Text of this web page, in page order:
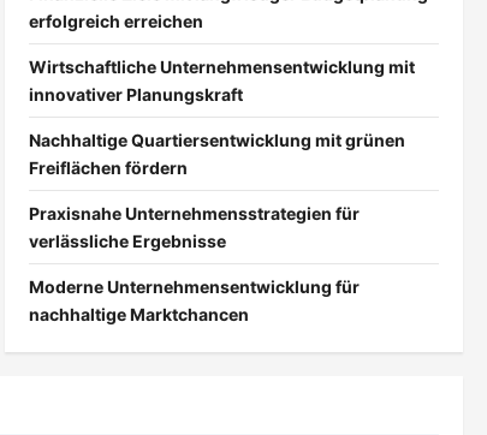
erfolgreich erreichen
Wirtschaftliche Unternehmensentwicklung mit
innovativer Planungskraft
Nachhaltige Quartiersentwicklung mit grünen
Freiflächen fördern
Praxisnahe Unternehmensstrategien für
verlässliche Ergebnisse
Moderne Unternehmensentwicklung für
nachhaltige Marktchancen